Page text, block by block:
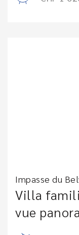
Impasse du
Villa
vue